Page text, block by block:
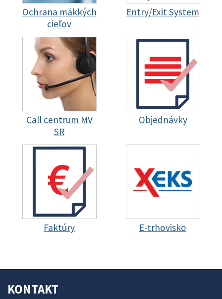
Ochrana mäkkých
cieľov
Entry/Exit System
Call centrum MV
SR
Objednávky
Faktúry E-trhovisko
KONTAKT